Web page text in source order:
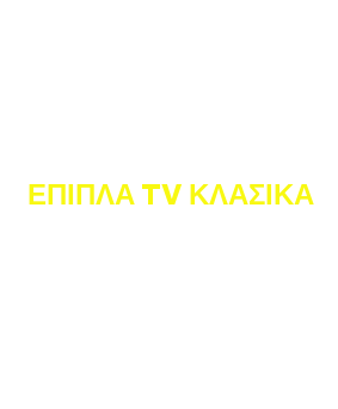
ΕΠΙΠΛΑ TV ΚΛΑΣΙΚΑ